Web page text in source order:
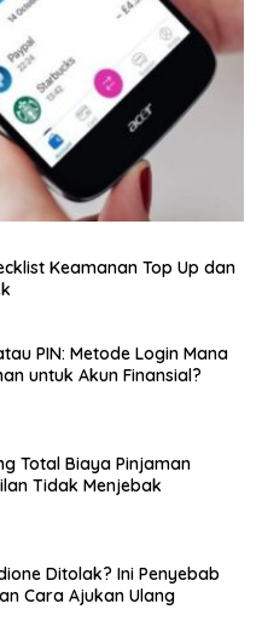
Keamanan Top Up dan
PIN: Metode Login Mana
untuk Akun Finansial?
Total Biaya Pinjaman
Tidak Menjebak
Ditolak? Ini Penyebab
Cara Ajukan Ulang